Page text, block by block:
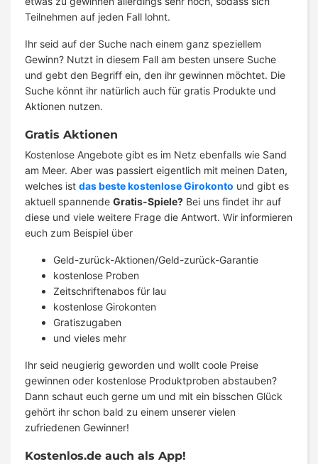
Teilnehmen auf jeden Fall lohnt.
Ihr seid auf der Suche nach einem ganz speziellem
Gewinn? Nutzt in diesem Fall am besten unsere Suche
und gebt den Begriff ein, den ihr gewinnen möchtet. Die
Suche könnt ihr natürlich auch für gratis Produkte und
Aktionen nutzen.
Gratis Aktionen
Kostenlose Angebote gibt es im Netz ebenfalls wie Sand
am Meer. Aber was passiert eigentlich mit meinen Daten,
welches ist das beste kostenlose Girokonto und gibt es
aktuell spannende Gratis-Spiele? Bei uns findet ihr auf
diese und viele weitere Frage die Antwort. Wir informieren
euch zum Beispiel über
Geld-zurück-Aktionen/Geld-zurück-Garantie
kostenlose Proben
Zeitschriftenabos für lau
kostenlose Girokonten
Gratiszugaben
und vieles mehr
Ihr seid neugierig geworden und wollt coole Preise
gewinnen oder kostenlose Produktproben abstauben?
Dann schaut euch gerne um und mit ein bisschen Glück
gehört ihr schon bald zu einem unserer vielen
zufriedenen Gewinner!
Kostenlos.de auch als App!